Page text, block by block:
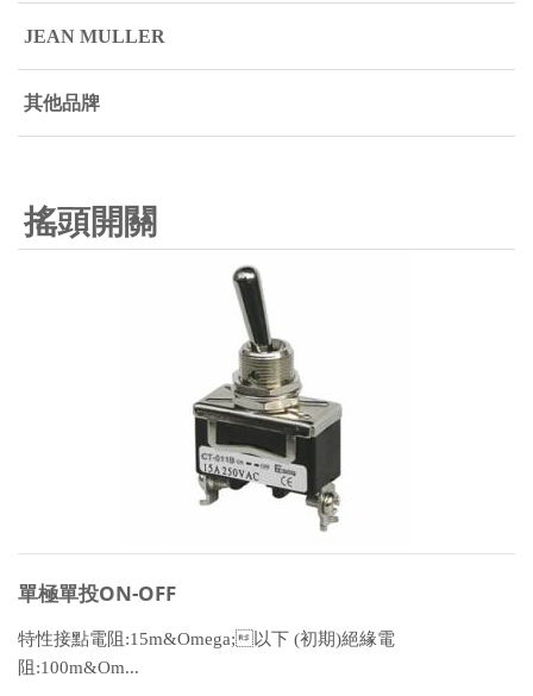
JEAN MULLER
其他品牌
搖頭開關
單極單投ON-OFF
特性接點電阻:15m&Omega;以下 (初期)絕緣電
阻:100m&Om...